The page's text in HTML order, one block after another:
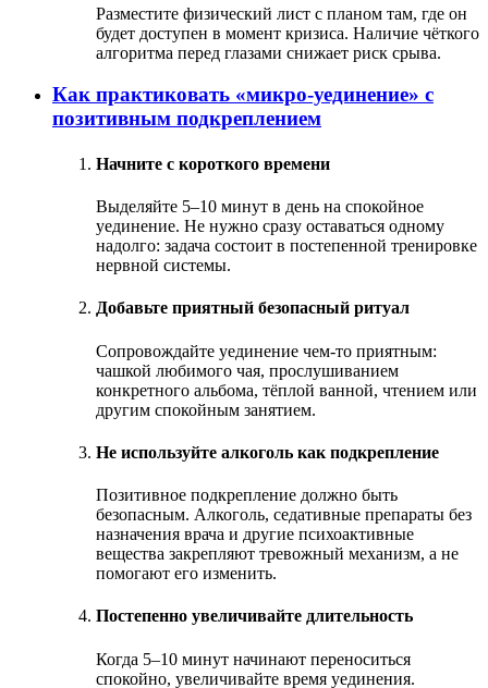
Разместите физический лист с планом там, где он
будет доступен в момент кризиса. Наличие чёткого
алгоритма перед глазами снижает риск срыва.
Как практиковать «микро-уединение» с
позитивным подкреплением
Начните с короткого времени
Выделяйте 5–10 минут в день на спокойное
уединение. Не нужно сразу оставаться одному
надолго: задача состоит в постепенной тренировке
нервной системы.
Добавьте приятный безопасный ритуал
Сопровождайте уединение чем-то приятным:
чашкой любимого чая, прослушиванием
конкретного альбома, тёплой ванной, чтением или
другим спокойным занятием.
Не используйте алкоголь как подкрепление
Позитивное подкрепление должно быть
безопасным. Алкоголь, седативные препараты без
назначения врача и другие психоактивные
вещества закрепляют тревожный механизм, а не
помогают его изменить.
Постепенно увеличивайте длительность
Когда 5–10 минут начинают переноситься
спокойно, увеличивайте время уединения.